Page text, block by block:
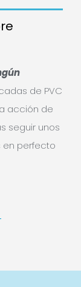
de PVC
acción de
seguir unos
en perfecto